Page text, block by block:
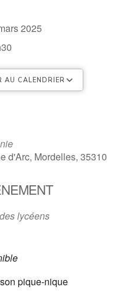
2025
AU CALENDRIER
d'Arc, Mordelles, 35310
lycéens
pique-nique